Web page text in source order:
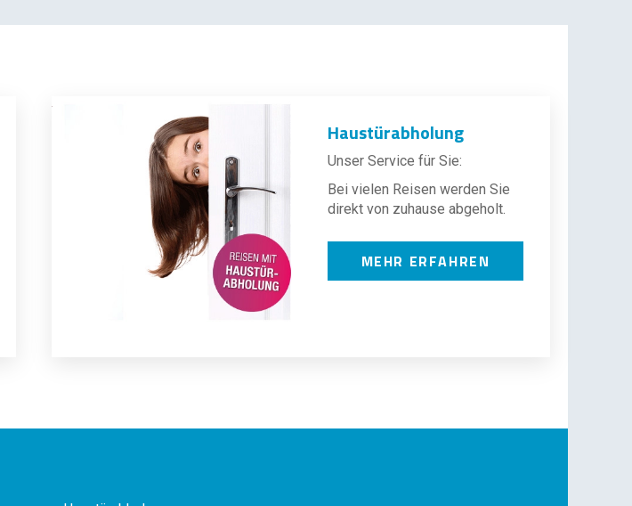
Haustürabholung
Unser Service für Sie:
Bei vielen Reisen werden Sie
direkt von zuhause abgeholt.
MEHR ERFAHREN